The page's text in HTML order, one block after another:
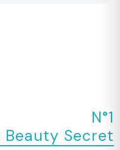
N°1
Beauty Secret